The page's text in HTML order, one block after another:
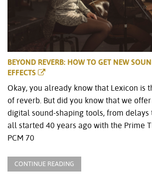
BEYOND REVERB: HOW TO GET NEW
EFFECTS
Okay, you already know that Lexicon is
of reverb. But did you know that we
digital sound-shaping tools, from delays
all started 40 years ago with the Prime
PCM 70
CONTINUE READING